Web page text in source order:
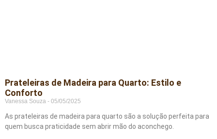
Prateleiras de Madeira para Quarto: Estilo e
Conforto
Vanessa Souza 05/05/2025
As prateleiras de madeira para quarto são a solução perfeita para
quem busca praticidade sem abrir mão do aconchego.